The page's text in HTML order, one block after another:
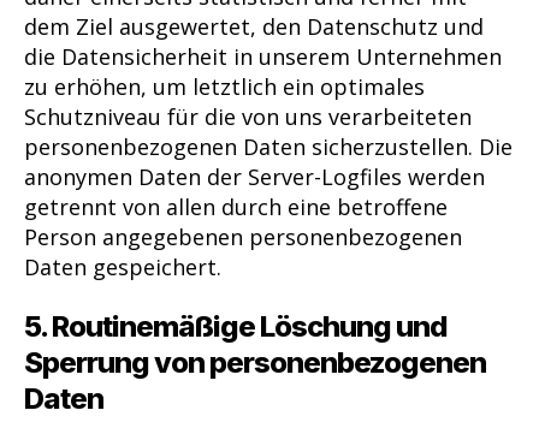
dem Ziel ausgewertet, den Datenschutz und
die Datensicherheit in unserem Unternehmen
zu erhöhen, um letztlich ein optimales
Schutzniveau für die von uns verarbeiteten
personenbezogenen Daten sicherzustellen. Die
anonymen Daten der Server-Logfiles werden
getrennt von allen durch eine betroffene
Person angegebenen personenbezogenen
Daten gespeichert.
5. Routinemäßige Löschung und
Sperrung von personenbezogenen
Daten